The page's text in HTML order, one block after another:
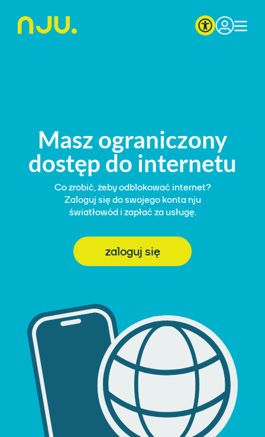
Masz ograniczony
dostęp do internetu
Co zrobić, żeby odblokować internet?
Zaloguj się do swojego konta nju
światłowód i zapłać za usługę.
zaloguj się